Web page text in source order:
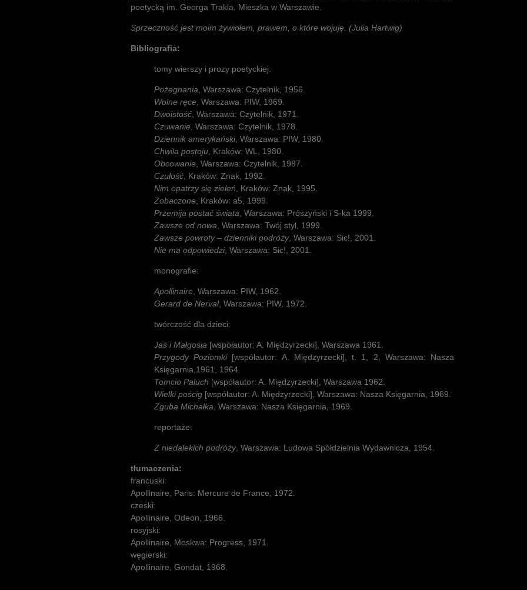
poetycką im. Georga Trakla. Mieszka w Warszawie.
Sprzeczność jest moim żywiołem, prawem, o które wojuję. (Julia Hartwig)
Bibliografia:
tomy wierszy i prozy poetyckiej:
Pożegnania , Warszawa: Czytelnik, 1956.
Wolne ręce , Warszawa: PIW, 1969.
Dwoistość , Warszawa: Czytelnik, 1971.
Czuwanie , Warszawa: Czytelnik, 1978.
Dziennik amerykański, Warszawa: PIW, 1980.
Chwila postoju , Kraków: WL, 1980.
Obcowanie , Warszawa: Czytelnik, 1987.
Czułość , Kraków: Znak, 1992.
Nim opatrzy się zieleń , Kraków: Znak, 1995.
Zobaczone , Kraków: a5, 1999.
Przemija postać świata , Warszawa: Prószyński i S-ka 1999.
Zawsze od nowa , Warszawa: Twój styl, 1999.
Zawsze powroty – dzienniki podróży, Warszawa: Sic!, 2001.
Nie ma odpowiedzi, Warszawa: Sic!, 2001.
monografie:
Apollinaire , Warszawa: PIW, 1962.
Gerard de Nerval, Warszawa: PIW, 1972.
twórczość dla dzieci:
Jaś i Małgosia [współautor: A. Międzyrzecki], Warszawa 1961.
Przygody Poziomki [współautor: A. Międzyrzecki], t. 1, 2, Warszawa: Nasza
Księgarnia,1961, 1964.
Tomcio Paluch [współautor: A. Międzyrzecki], Warszawa 1962.
Wielki pościg [współautor: A. Międzyrzecki], Warszawa: Nasza Księgarnia, 1969.
Zguba Michałka , Warszawa: Nasza Księgarnia, 1969.
reportaże:
Z niedalekich podróży, Warszawa: Ludowa Spółdzielnia Wydawnicza, 1954.
tłumaczenia:
francuski:
Apollinaire, Paris: Mercure de France, 1972.
czeski:
Apollinaire, Odeon, 1966.
rosyjski:
Apollinaire, Moskwa: Progress, 1971.
węgierski:
Apollinaire, Gondat, 1968.